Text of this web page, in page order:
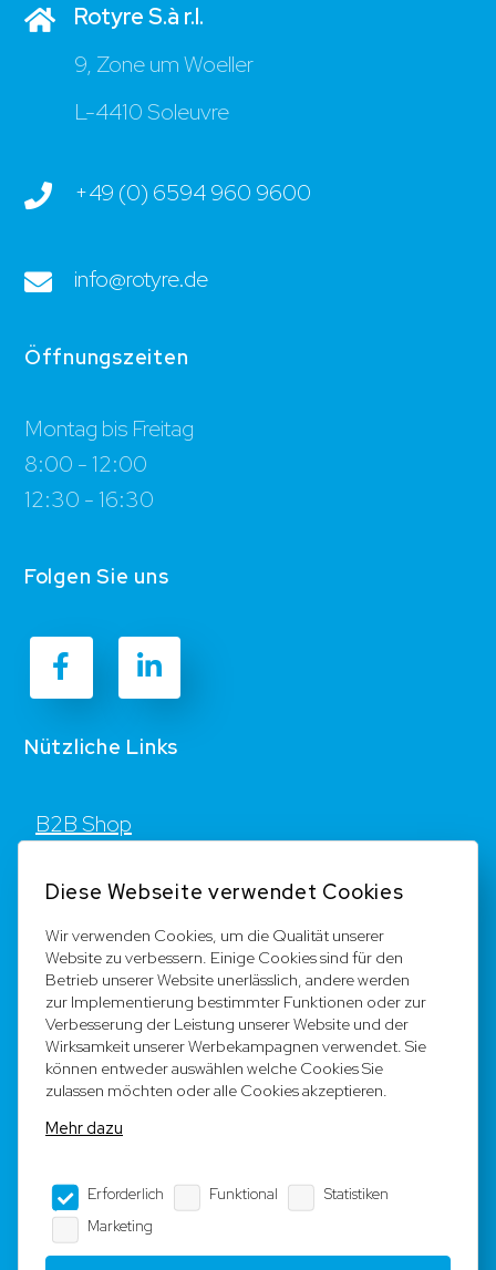
Rotyre S.à r.l.
9, Zone um Woeller
L-4410 Soleuvre
+49 (0) 6594 960 9600
info@rotyre.de
Öffnungszeiten
Montag bis Freitag
8:00 - 12:00
12:30 - 16:30
Folgen Sie uns
Nützliche Links
B2B Shop
Registrieren
Team
Rechtliche Hinweise
Impressum
Datenschutz
Diese Webseite verwendet Cookies
Wir verwenden Cookies, um die Qualität unserer
Website zu verbessern. Einige Cookies sind für den
Betrieb unserer Website unerlässlich, andere werden
zur Implementierung bestimmter Funktionen oder zur
Verbesserung der Leistung unserer Website und der
Wirksamkeit unserer Werbekampagnen verwendet. Sie
können entweder auswählen welche Cookies Sie
zulassen möchten oder alle Cookies akzeptieren.
Mehr dazu
Erforderlich Funktional
Statistiken
Marketing